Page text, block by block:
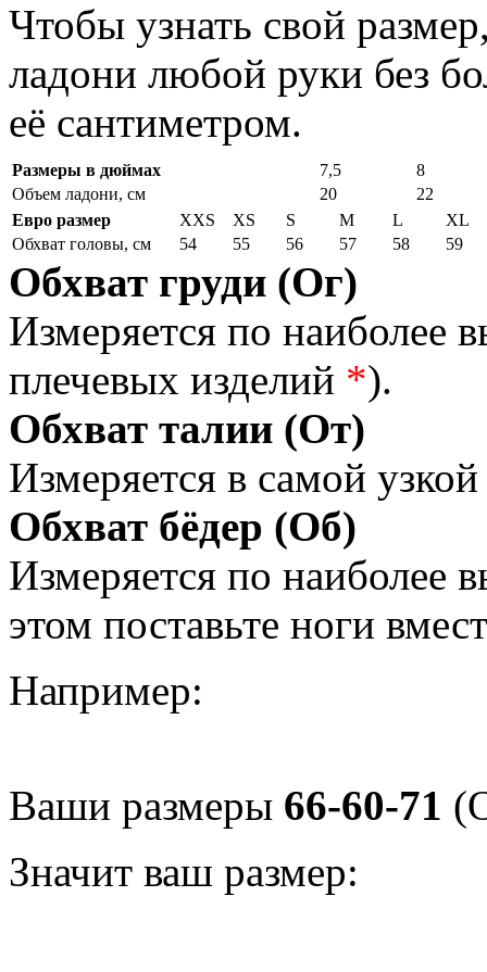
Чтобы узнать свой
ладони любой руки без
её сантиметром.
Размеры в дюймах 7,5
8
Объем ладони, см
20
22
Евро размер
XXS XS S M L
XL
Обхват головы, см
54 55 56 57 58 59
Обхват груди (Ог)
Измеряется по наиболее
плечевых изделий *).
Обхват талии (От)
Измеряется в самой
Обхват бёдер (Об)
Измеряется по наиболее
этом поставьте ноги
Например:
Ваши размеры 66-60-71
Значит ваш размер: